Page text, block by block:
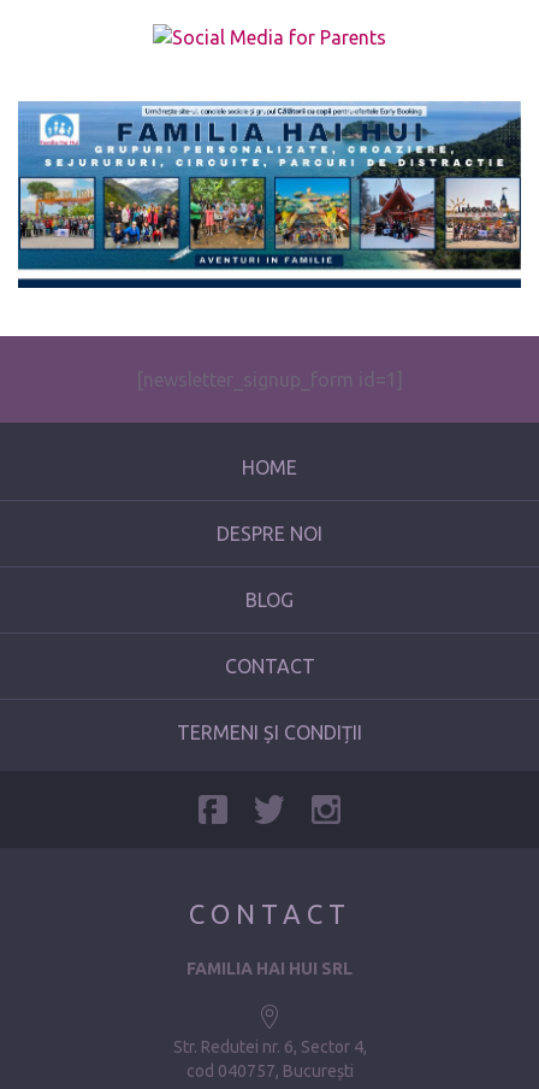
The form you have selected does not exist.
[newsletter_signup_form id=1]
HOME
DESPRE NOI
BLOG
CONTACT
TERMENI ȘI CONDIȚII
CONTACT
FAMILIA HAI HUI SRL
Str. Redutei nr. 6, Sector 4
cod 040757, București